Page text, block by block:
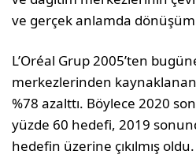
ve gerçek anlamda
L’Oréal Grup 2005’ten
merkezlerinden
%78 azalttı. Böylece 2020
yüzde 60 hedefi, 2019
hedefin üzerine çıkılmış